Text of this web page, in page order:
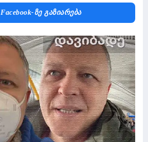
Facebook-Ზე Გაზიარება